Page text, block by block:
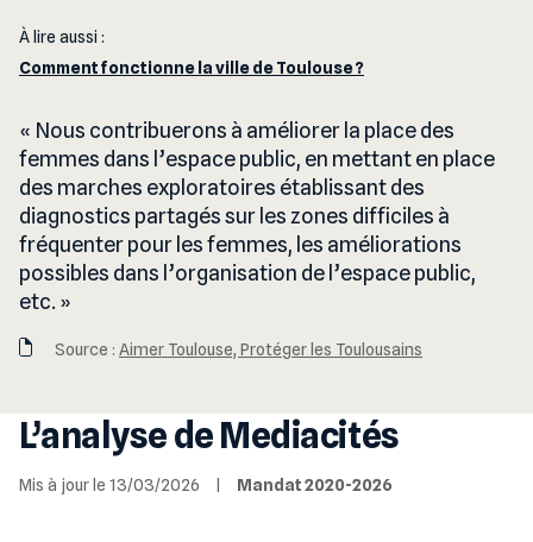
À lire aussi :
Comment fonctionne la ville de Toulouse ?
Nous contribuerons à améliorer la place des
femmes dans l’espace public, en mettant en place
des marches exploratoires établissant des
diagnostics partagés sur les zones difficiles à
fréquenter pour les femmes, les améliorations
possibles dans l’organisation de l’espace public,
etc.
Source : Aimer Toulouse, Protéger les Toulousains
L’analyse de Mediacités
Mis à jour le 13/03/2026 Mandat 2020-2026